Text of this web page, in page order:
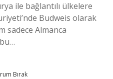
ile bağlantılı ülkelere
Budweis olarak
sadece Almanca
Bırak